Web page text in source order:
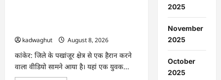
kadwaghut
August 8, 2026
कांकेर: जिले के पखांजूर क्षेत्र से एक हैरान करने
वाला वीडियो सामने आया है। यहां एक युवक...
2025
November
2025
October
2025